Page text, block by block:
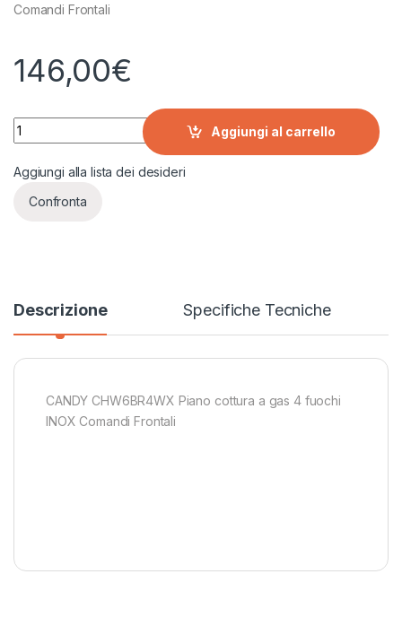
Comandi Frontali
146,00€
CANDY CHW6BR4WX Piano cottura a gas 4 fuochi INOX
Aggiungi al carrello
Aggiungi alla lista dei desideri
Confronta
Descrizione Specifiche Tecniche
CANDY CHW6BR4WX Piano cottura a gas 4 fuochi
INOX Comandi Frontali